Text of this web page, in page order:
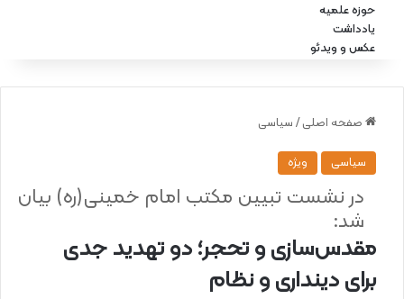
حوزه علمیه
یادداشت
عکس و ویدئو
صفحه اصلی / سیاسی
سیاسی ویژه
مقدس‌سازی و تحجر؛ دو تهدید جدی
برای دینداری و نظام
در نشست تبیین مکتب امام خمینی(ره) بیان
شد: